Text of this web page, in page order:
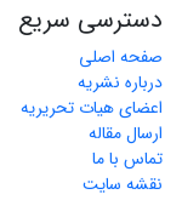
دسترسی سریع
صفحه اصلی
درباره نشریه
اعضای هیات تحریریه
ارسال مقاله
تماس با ما
نقشه سایت